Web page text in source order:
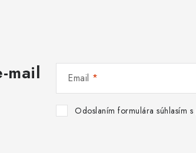
mail Email
Odoslaním formulára súhlasím s